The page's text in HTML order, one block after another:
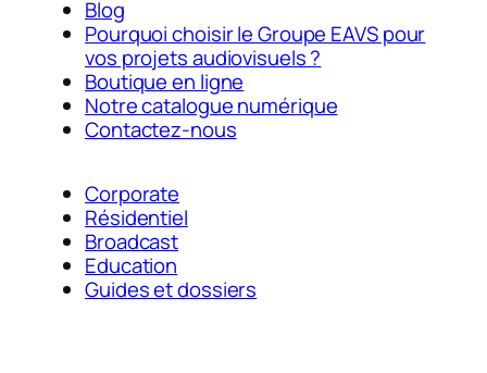
Blog
Pourquoi choisir le Groupe EAVS pour
vos projets audiovisuels ?
Boutique en ligne
Notre catalogue numérique
Contactez-nous
Corporate
Résidentiel
Broadcast
Education
Guides et dossiers